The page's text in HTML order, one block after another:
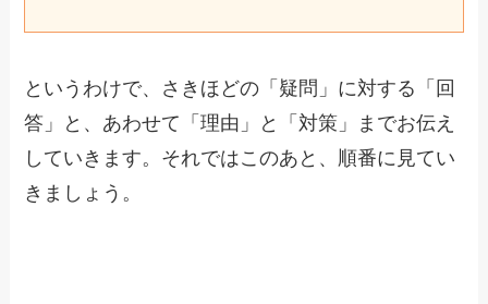
というわけで、さきほどの「疑問」に対する「回
答」と、あわせて「理由」と「対策」までお伝え
していきます。それではこのあと、順番に見てい
きましょう。